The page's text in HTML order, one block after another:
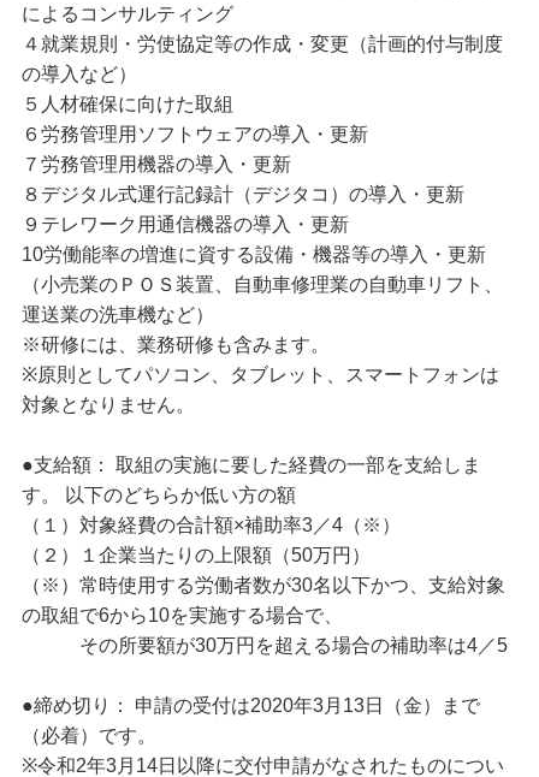
によるコンサルティング
４就業規則・労使協定等の作成・変更（計画的付与制度
の導入など）
５人材確保に向けた取組
６労務管理用ソフトウェアの導入・更新
７労務管理用機器の導入・更新
８デジタル式運行記録計（デジタコ）の導入・更新
９テレワーク用通信機器の導入・更新
10労働能率の増進に資する設備・機器等の導入・更新
（小売業のＰＯＳ装置、自動車修理業の自動車リフト、
運送業の洗車機など）
※研修には、業務研修も含みます。
※原則としてパソコン、タブレット、スマートフォンは
対象となりません。
●支給額： 取組の実施に要した経費の一部を支給しま
す。 以下のどちらか低い方の額
（１）対象経費の合計額×補助率3／4（※）
（２）１企業当たりの上限額（50万円）
（※）常時使用する労働者数が30名以下かつ、支給対象
の取組で6から10を実施する場合で、
その所要額が30万円を超える場合の補助率は4／5
●締め切り： 申請の受付は2020年3月13日（金）まで
（必着）です。
※令和2年3月14日以降に交付申請がなされたものについ